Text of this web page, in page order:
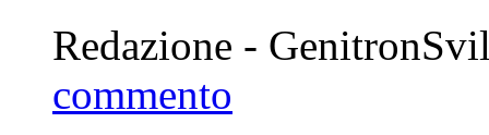
Redazione -
commento